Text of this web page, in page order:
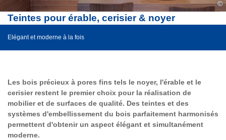
©
Teintes pour érable, cerisier & noyer
Elégant et moderne à la fois
Les bois précieux à pores fins tels le noyer, l'érable et le
cerisier restent le premier choix pour la réalisation de
mobilier et de surfaces de qualité. Des teintes et des
systèmes d'embellissement du bois parfaitement harmonisés
permettent d'obtenir un aspect élégant et simultanément
moderne.